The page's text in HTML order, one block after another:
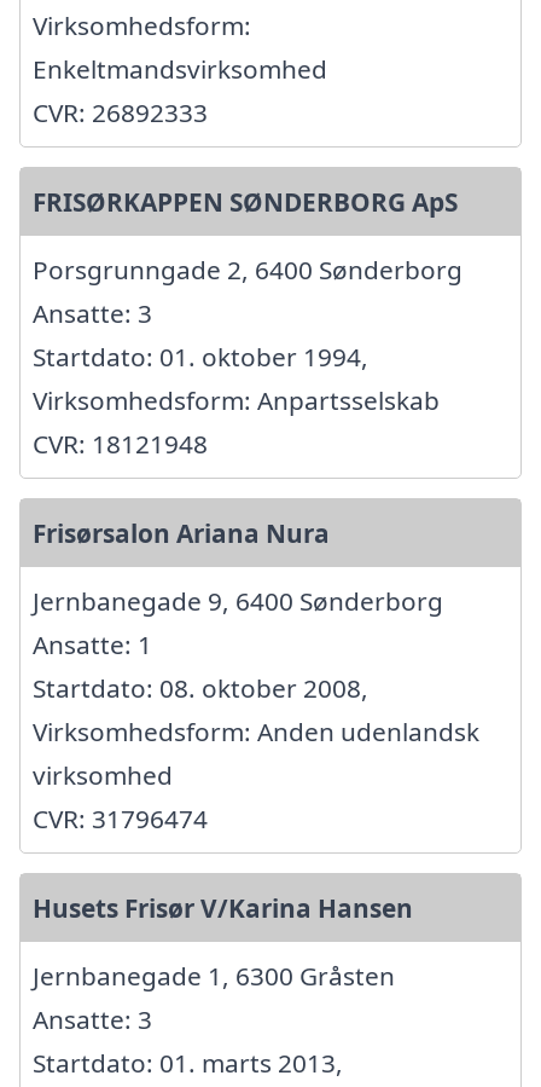
Virksomhedsform:
Enkeltmandsvirksomhed
CVR: 26892333
FRISØRKAPPEN SØNDERBORG ApS
Porsgrunngade 2, 6400 Sønderborg
Ansatte: 3
Startdato: 01. oktober 1994,
Virksomhedsform: Anpartsselskab
CVR: 18121948
Frisørsalon Ariana Nura
Jernbanegade 9, 6400 Sønderborg
Ansatte: 1
Startdato: 08. oktober 2008,
Virksomhedsform: Anden udenlandsk
virksomhed
CVR: 31796474
Husets Frisør V/Karina Hansen
Jernbanegade 1, 6300 Gråsten
Ansatte: 3
Startdato: 01. marts 2013,